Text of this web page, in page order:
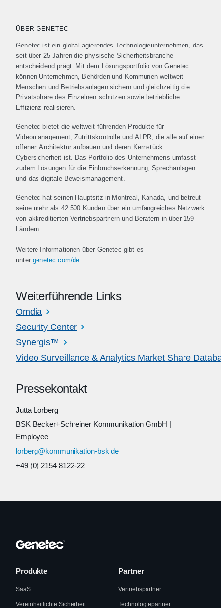
ÜBER GENETEC
Genetec ist ein global agierendes Technologieunternehmen, das
seit über 25 Jahren die physische Sicherheitsbranche
entscheidend prägt. Mit dem Lösungsportfolio von Genetec
können Unternehmen, Behörden und Kommunen weltweit
Menschen und Betriebsanlagen sichern und gleichzeitig die
Privatsphäre des Einzelnen schützen sowie betriebliche
Effizienz realisieren.
Genetec bietet die weltweit führenden Produkte für
Videomanagement, Zutrittskontrolle und ALPR, die alle auf einer
offenen Architektur aufbauen und deren Kernstück
Cybersicherheit ist. Das Portfolio des Unternehmens umfasst
zudem Lösungen für die Einbruchserkennung, Sprechanlagen
und das digitale Beweismanagement.
Genetec hat seinen Hauptsitz in Montreal, Kanada, und betreut
seine mehr als 42.500 Kunden über ein umfangreiches Netzwerk
von akkreditierten Vertriebspartnern und Beratern in über 159
Ländern.
Weitere Informationen über Genetec gibt es
untergenetec.com/de
Weiterführende Links
Omdia
Security Center
Synergis™
Video Surveillance & Analytics Market Share
Pressekontakt
Jutta Lorberg
BSK Becker+Schreiner Kommunikation GmbH |
Employee
lorberg@kommunikation-bsk.de
+49 (0) 2154 8122-22
Produkte
SaaS
Vereinheitlichte Sicherheit
Partner
Vertriebspartner
Technologiepartner